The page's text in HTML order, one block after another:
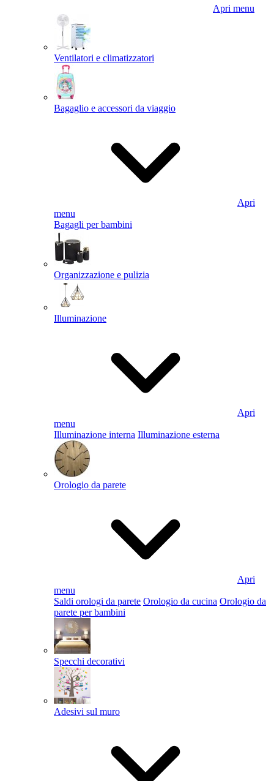
Apri menu
Ventilatori e climatizzatori
Bagaglio e accessori da viaggio
Apri
menu
Bagagli per bambini
Organizzazione e pulizia
Illuminazione
Apri
menu
Illuminazione interna Illuminazione esterna
Orologio da parete
Apri
menu
Saldi orologi da parete Orologio da cucina Orologio da
parete per bambini
Specchi decorativi
Adesivi sul muro